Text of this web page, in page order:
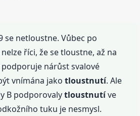
se netloustne. Vůbec po
říci, že se tloustne, až na
nárůst svalové
vnímána jakotloustnutí. Ale
B podporovalytloustnutíve
tuku je nesmysl.